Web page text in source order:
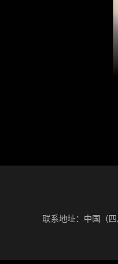
联系地址：中国（